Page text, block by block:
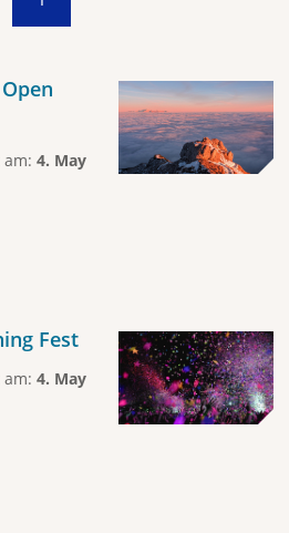
4. May
Fest
4. May